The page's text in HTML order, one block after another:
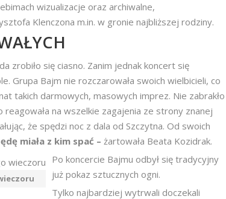
wizualizacje oraz archiwalne,
Klenczona m.in. w gronie najbliższej rodziny.
zrobiło się ciasno. Zanim jednak koncert się
Grupa Bajm nie rozczarowała swoich wielbicieli, co
takich darmowych, masowych imprez. Nie zabrakło
na wszelkie zagajenia ze strony znanej
że spędzi noc z dala od Szczytna. Od swoich
miała z kim spać – żartowała Beata Kozidrak.
Po koncercie Bajmu odbył się tradycyjny
już pokaz sztucznych ogni.
Tylko najbardziej wytrwali doczekali